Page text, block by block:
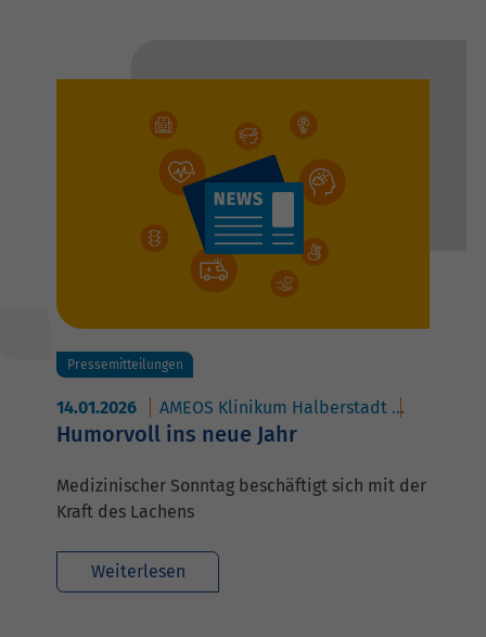
Pressemitteilungen
14.01.2026 AMEOS Klinikum Halberstadt
Humorvoll ins neue Jahr
Medizinischer Sonntag beschäftigt sich mit der
Kraft des Lachens
Weiterlesen